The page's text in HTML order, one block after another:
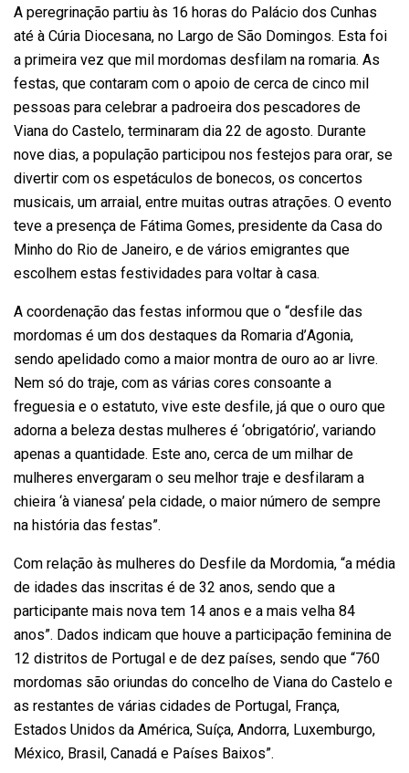
A peregrinação partiu às 16 horas do Palácio dos Cunhas
até à Cúria Diocesana, no Largo de São Domingos. Esta foi
a primeira vez que mil mordomas desfilam na romaria. As
festas, que contaram com o apoio de cerca de cinco mil
pessoas para celebrar a padroeira dos pescadores de
Viana do Castelo, terminaram dia 22 de agosto. Durante
nove dias, a população participou nos festejos para orar, se
divertir com os espetáculos de bonecos, os concertos
musicais, um arraial, entre muitas outras atrações. O evento
teve a presença de Fátima Gomes, presidente da Casa do
Minho do Rio de Janeiro, e de vários emigrantes que
escolhem estas festividades para voltar à casa.
A coordenação das festas informou que o “desfile das
mordomas é um dos destaques da Romaria d’Agonia,
sendo apelidado como a maior montra de ouro ao ar livre.
Nem só do traje, com as várias cores consoante a
freguesia e o estatuto, vive este desfile, já que o ouro que
adorna a beleza destas mulheres é ‘obrigatório’, variando
apenas a quantidade. Este ano, cerca de um milhar de
mulheres envergaram o seu melhor traje e desfilaram a
chieira ‘à vianesa’ pela cidade, o maior número de sempre
na história das festas”.
Com relação às mulheres do Desfile da Mordomia, “a média
de idades das inscritas é de 32 anos, sendo que a
participante mais nova tem 14 anos e a mais velha 84
anos”. Dados indicam que houve a participação feminina de
12 distritos de Portugal e de dez países, sendo que “760
mordomas são oriundas do concelho de Viana do Castelo e
as restantes de várias cidades de Portugal, França,
Estados Unidos da América, Suíça, Andorra, Luxemburgo,
México, Brasil, Canadá e Países Baixos”.